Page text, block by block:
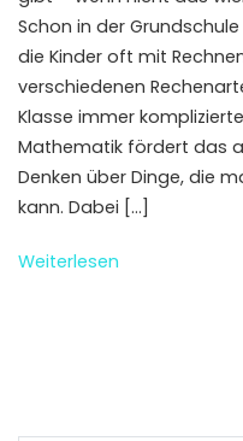
Schon in der
die Kinder oft mit
verschiedenen
Klasse immer
Mathematik fördert das
Denken über Dinge, die
kann. Dabei […]
Weiterlesen